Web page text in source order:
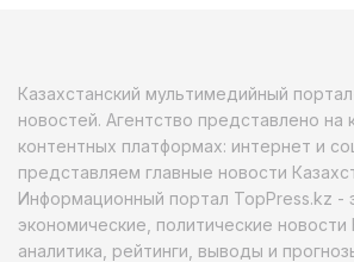
Казахстанский мультимедийный
новостей. Агентство представлено на
контентных платформах: интернет и
представляем главные новости
Информационный портал TopPress.kz -
экономические, политические новости
аналитика, рейтинги, выводы и